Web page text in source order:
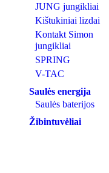
JUNG jungikliai
Kištukiniai lizdai
Kontakt Simon
jungikliai
SPRING
V-TAC
Saulės energija
Saulės baterijos
Žibintuvėliai